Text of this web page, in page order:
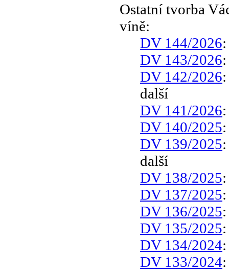
Ostatní tvorba
víně:
DV 144/2026
DV 143/2026
DV 142/2026
další
DV 141/2026
DV 140/2025
DV 139/2025
další
DV 138/2025
DV 137/2025
DV 136/2025
DV 135/2025
DV 134/2024
DV 133/2024